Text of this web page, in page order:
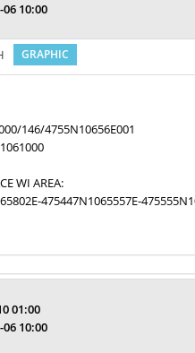
06 10:00
GRAPHIC
146/4755N10656E001
WI AREA:
475447N1065557E-
01:00
06 10:00